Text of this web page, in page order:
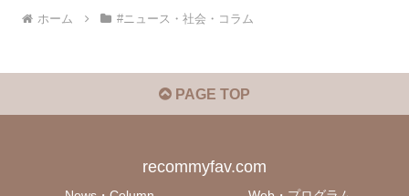
ホーム #ニュース・社会・コラム
PAGE TOP
recommyfav.com